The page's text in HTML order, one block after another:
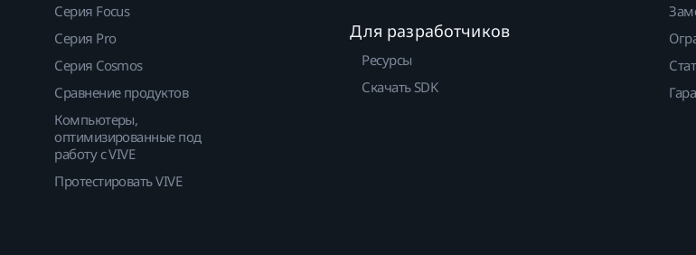
Серия Focus
Серия Pro
Серия Cosmos
Сравнение продуктов
Компьютеры,
оптимизированные под
работу с VIVE
Протестировать VIVE
Для разработчиков
Ресурсы
Скачать SDK